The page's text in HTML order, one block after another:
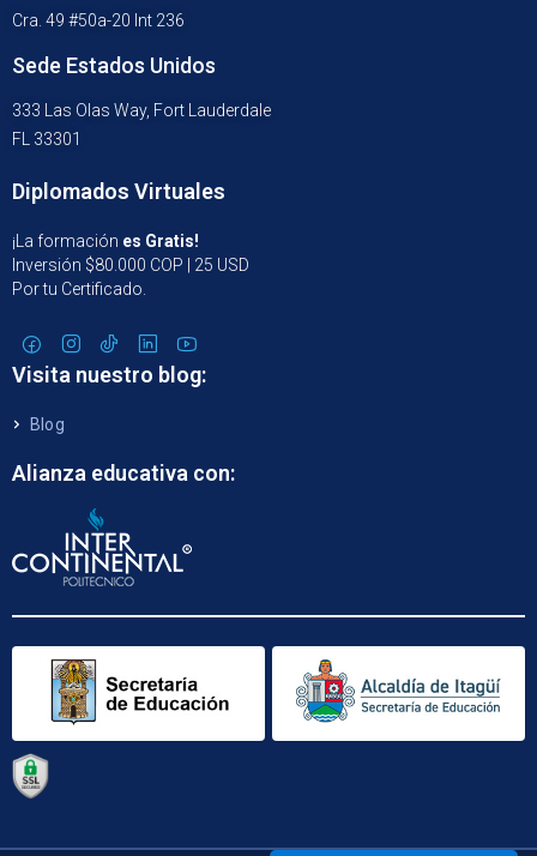
Cra. 49 #50a-20 Int 236
Sede Estados Unidos
333 Las Olas Way, Fort Lauderdale
FL 33301
Diplomados Virtuales
¡La formación es Gratis!
Inversión $80.000 COP | 25 USD
Por tu Certificado.
Visita nuestro blog:
Blog
Alianza educativa con: